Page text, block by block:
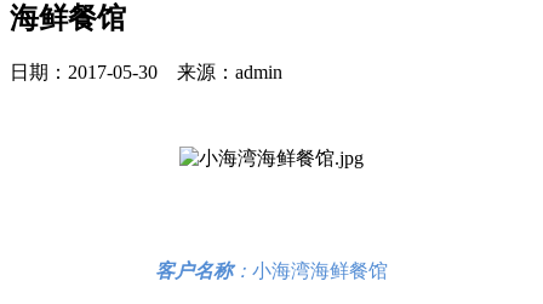
海鲜餐馆
日期：2017-05-30 来源：admin
客户名称： 小海湾海鲜餐馆